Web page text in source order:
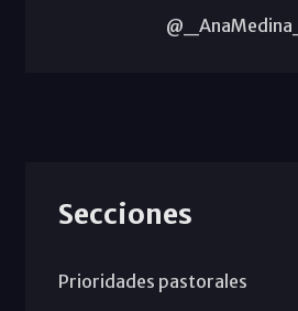
@_AnaMedina_
Secciones
Prioridades pastorales